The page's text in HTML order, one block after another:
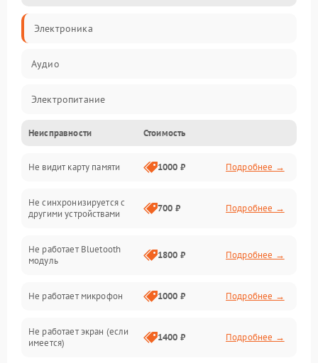
Электроника
Аудио
Электропитание
Механические повреждения
Электрика
Связь
Неисправности Стоимость
Не видит карту памяти 1000 ₽ Подробнее →
Не синхронизируется с
другими устройствами
700 ₽ Подробнее →
Не работает Bluetooth
модуль
1800 ₽ Подробнее →
Не работает микрофон 1000 ₽ Подробнее →
Не работает экран (если
имеется)
1400 ₽ Подробнее →